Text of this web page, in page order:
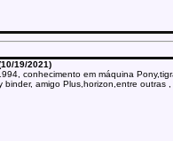
19/2021)
conhecimento em máquina
amigo Plus,horizon,entre outras